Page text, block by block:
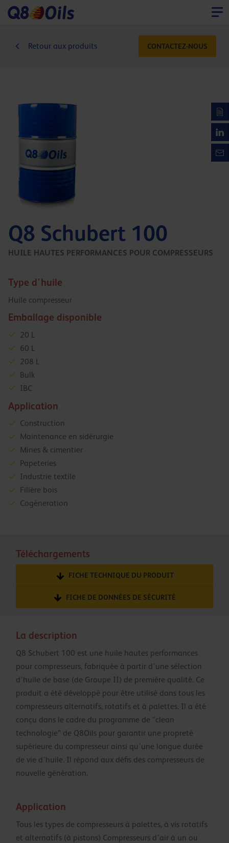
Retour aux produits CONTACTEZ-NOUS
Q8 Schubert 100
HUILE HAUTES PERFORMANCES POUR COMPRESSEURS
Type d'huile
Huile compresseur
Emballage disponible
20 L
60 L
208 L
Bulk
IBC
Application
Construction
Maintenance en sidérurgie
Mines & cimentier
Papeteries
Industrie textile
Filière bois
Cogéneration
Téléchargements
FICHE TECHNIQUE DU PRODUIT
FICHE DE DONNÉES DE SÉCURITÉ
La description
Q8 Schubert 100 est une huile hautes performances
pour compresseurs, fabriquée à partir d’une sélection
d’huile de base (de Groupe II) de première qualité. Ce
produit a été développé pour être utilisé dans tous les
compresseurs alternatifs, rotatifs et à palettes. Il a été
conçu dans le cadre du programme de “clean
technologie” de Q8Oils pour garantir une propreté
supérieure du compresseur ainsi qu’une longue durée
de vie d’huile. Il répond aux défis des compresseurs de
nouvelle génération.
Application
Tous les types de compresseurs à palettes, à vis rotatifs
et alternatifs (à pistons) Compresseurs d’air à un ou